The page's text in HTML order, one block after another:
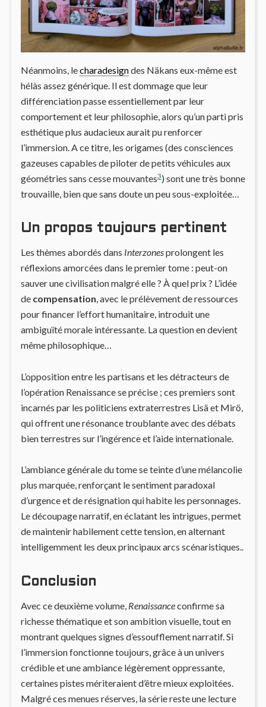
Néanmoins, lecharadesigndes Näkans eux-même est
hélàs assez générique. Il est dommage que leur
différenciation passe essentiellement par leur
comportement et leur philosophie, alors qu’un parti pris
esthétique plus audacieux aurait pu renforcer
l’immersion. A ce titre, les origames (des consciences
gazeuses capables de piloter de petits véhicules aux
géométries sans cesse mouvantes3) sont une très bonne
trouvaille, bien que sans doute un peu sous-exploitée…
Un propos toujours pertinent
Les thèmes abordés dans Interzonesprolongent les
réflexions amorcées dans le premier tome : peut-on
sauver une civilisation malgré elle ? À quel prix ? L’idée
de compensation, avec le prélèvement de ressources
pour financer l’effort humanitaire, introduit une
ambiguïté morale intéressante. La question en devient
même philosophique…
L’opposition entre les partisans et les détracteurs de
l’opération Renaissance se précise ; ces premiers sont
incarnés par les politiciens extraterrestres Lisä et Mirö,
qui offrent une résonance troublante avec des débats
bien terrestres sur l’ingérence et l’aide internationale.
L’ambiance générale du tome se teinte d’une mélancolie
plus marquée, renforçant le sentiment paradoxal
d’urgence et de résignation qui habite les personnages.
Le découpage narratif, en éclatant les intrigues, permet
de maintenir habilement cette tension, en alternant
intelligemment les deux principaux arcs scénaristiques..
Conclusion
Avec ce deuxième volume, Renaissanceconfirme sa
richesse thématique et son ambition visuelle, tout en
montrant quelques signes d’essoufflement narratif. Si
l’immersion fonctionne toujours, grâce à un univers
crédible et une ambiance légèrement oppressante,
certaines pistes mériteraient d’être mieux exploitées.
Malgré ces menues réserves, la série reste une lecture